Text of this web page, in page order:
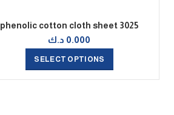
phenolic cotton cloth sheet 3025
0.000 د.ك
SELECT OPTIONS